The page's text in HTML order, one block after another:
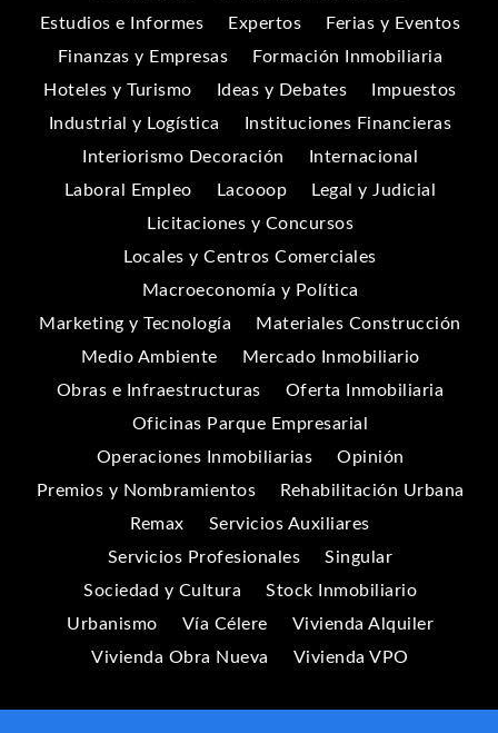
Estudios e Informes
Expertos
Ferias y Eventos
Finanzas y Empresas
Formación Inmobiliaria
Hoteles y Turismo
Ideas y Debates
Impuestos
Industrial y Logística
Instituciones Financieras
Interiorismo Decoración
Internacional
Laboral Empleo
Lacooop
Legal y Judicial
Licitaciones y Concursos
Locales y Centros Comerciales
Macroeconomía y Política
Marketing y Tecnología
Materiales Construcción
Medio Ambiente
Mercado Inmobiliario
Obras e Infraestructuras
Oferta Inmobiliaria
Oficinas Parque Empresarial
Operaciones Inmobiliarias
Opinión
Premios y Nombramientos
Rehabilitación Urbana
Remax
Servicios Auxiliares
Servicios Profesionales
Singular
Sociedad y Cultura
Stock Inmobiliario
Urbanismo
Vía Célere
Vivienda Alquiler
Vivienda Obra Nueva
Vivienda VPO